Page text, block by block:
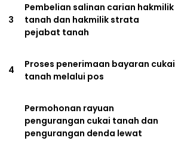
3
Pembelian salinan carian hakmilik
tanah dan hakmilik strata
pejabat tanah
4
Proses penerimaan bayaran cukai
tanah melalui pos
Permohonan rayuan
pengurangan cukai tanah dan
pengurangan denda lewat